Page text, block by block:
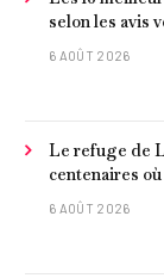
selon les avis
6 AOÛT 2026
Le refuge de
centenaires
6 AOÛT 2026